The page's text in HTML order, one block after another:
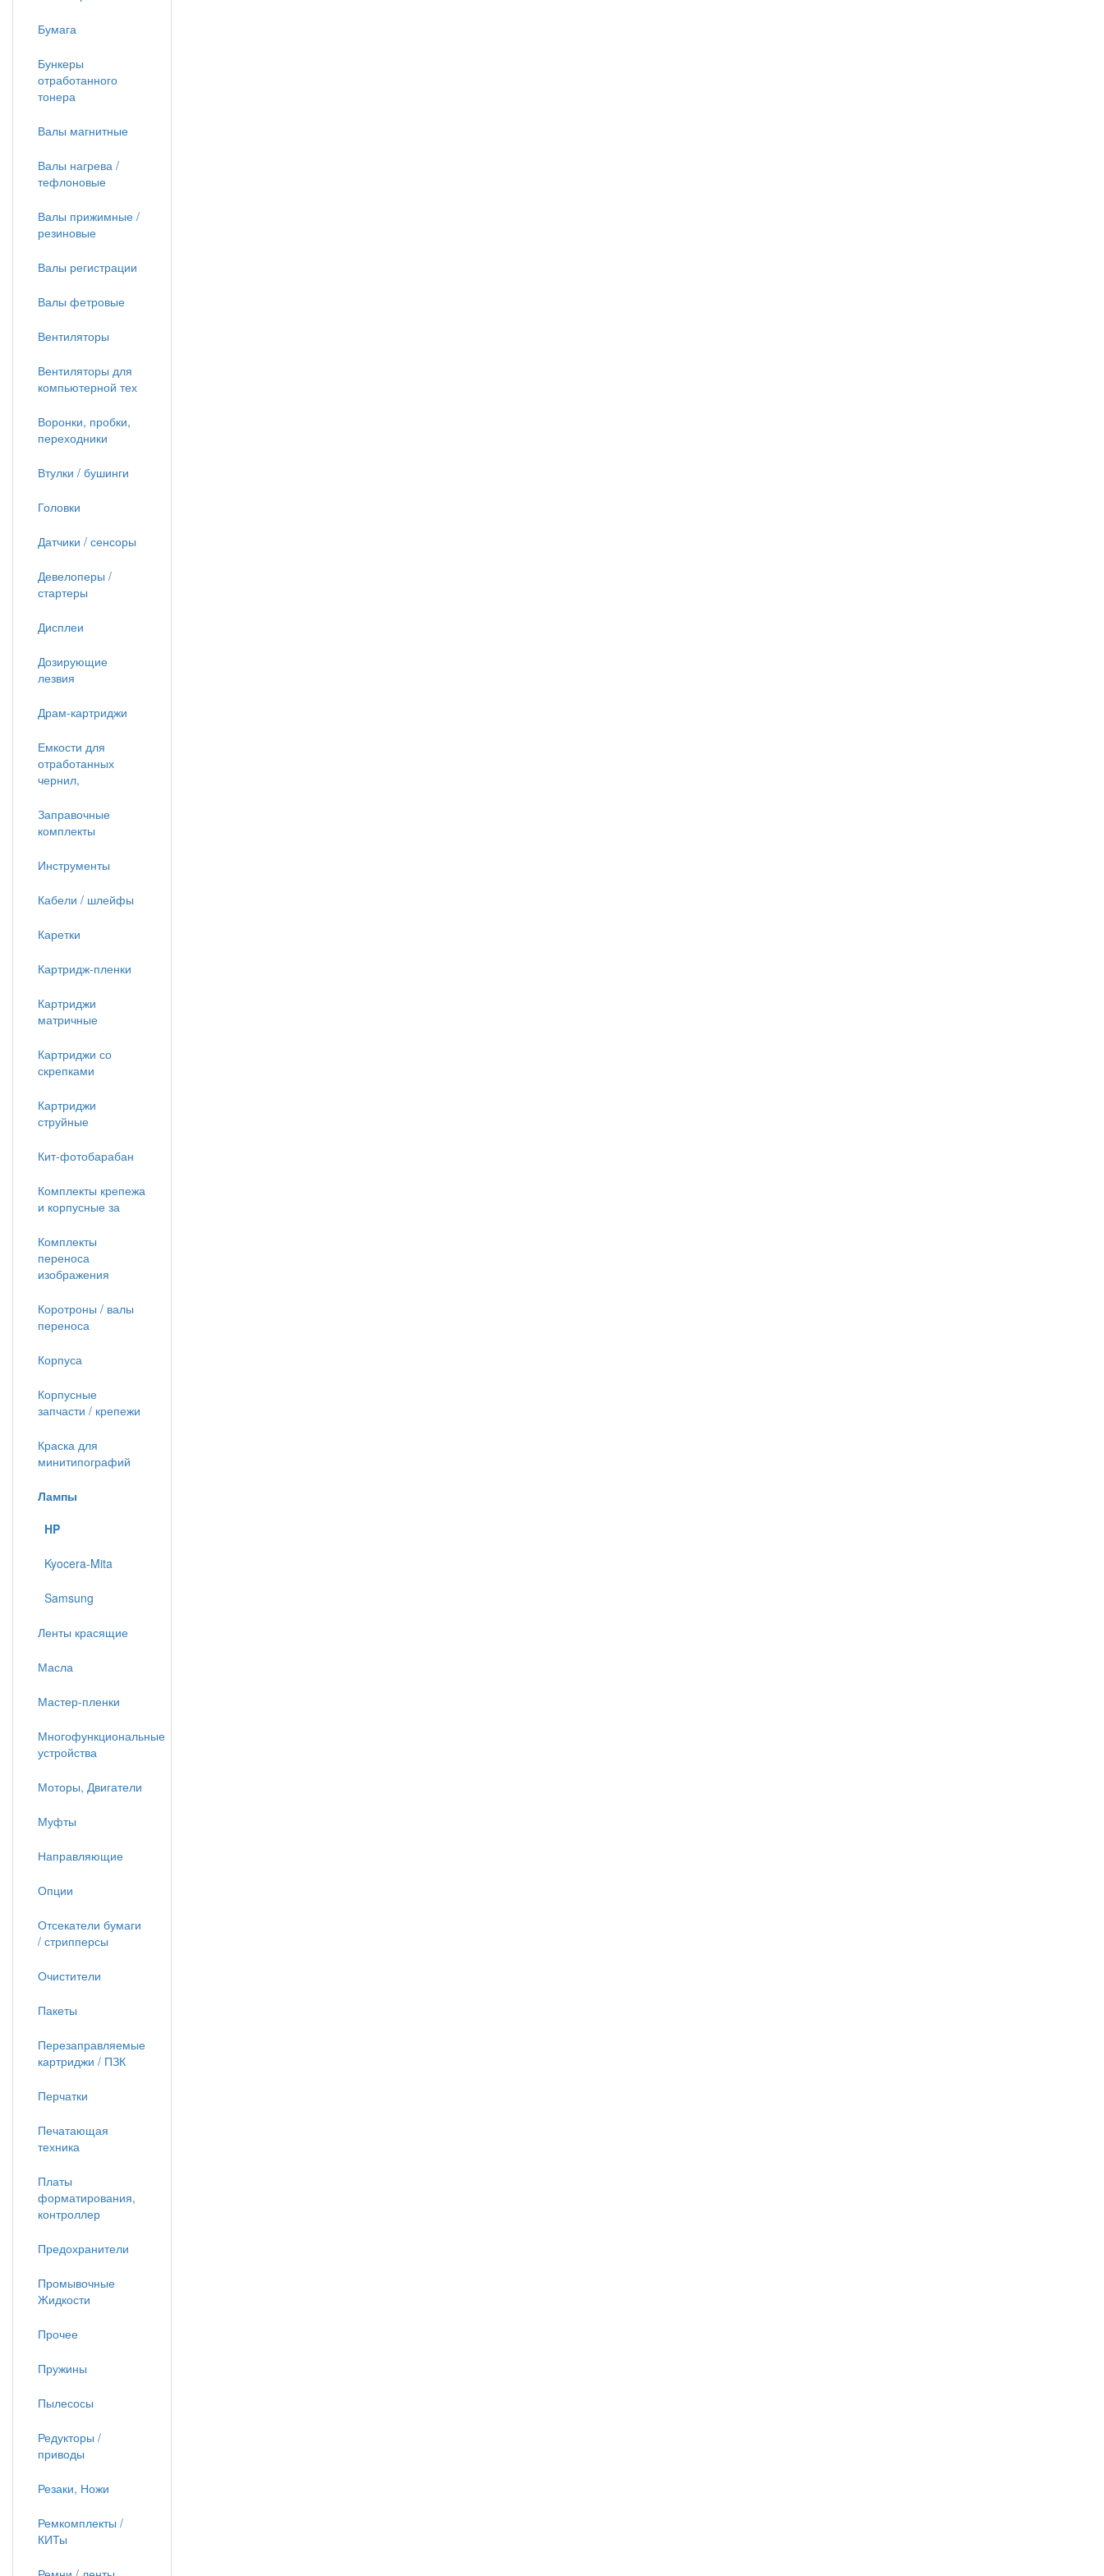
Бумага
Бункеры
отработанного
тонера
Валы магнитные
Валы нагрева /
тефлоновые
Валы прижимные /
резиновые
Валы регистрации
Валы фетровые
Вентиляторы
Вентиляторы для
компьютерной тех
Воронки, пробки,
переходники
Втулки / бушинги
Головки
Датчики / сенсоры
Девелоперы /
стартеры
Дисплеи
Дозирующие
лезвия
Драм-картриджи
Емкости для
отработанных
чернил,
Заправочные
комплекты
Инструменты
Кабели / шлейфы
Каретки
Картридж-пленки
Картриджи
матричные
Картриджи со
скрепками
Картриджи
струйные
Кит-фотобарабан
Комплекты крепежа
и корпусные за
Комплекты
переноса
изображения
Коротроны / валы
переноса
Корпуса
Корпусные
запчасти / крепежи
Краска для
минитипографий
Лампы
HP
Kyocera-Mita
Samsung
Ленты красящие
Масла
Мастер-пленки
Многофункциональные
устройства
Моторы, Двигатели
Муфты
Направляющие
Опции
Отсекатели бумаги
/ стрипперсы
Очистители
Пакеты
Перезаправляемые
картриджи / ПЗК
Перчатки
Печатающая
техника
Платы
форматирования,
контроллер
Предохранители
Промывочные
Жидкости
Прочее
Пружины
Пылесосы
Редукторы /
приводы
Резаки, Ножи
Ремкомплекты /
КИТы